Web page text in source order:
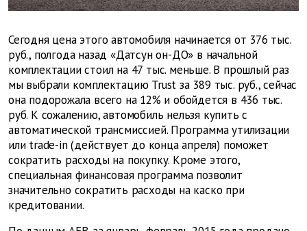
Сегодня цена этого автомобиля начинается от 376 тыс.
руб., полгода назад «Датсун он-ДО» в начальной
комплектации стоил на 47 тыс. меньше. В прошлый раз
мы выбрали комплектацию Trust за 389 тыс. руб., сейчас
она подорожала всего на 12% и обойдется в 436 тыс.
руб. К сожалению, автомобиль нельзя купить с
автоматической трансмиссией. Программа утилизации
или trade-in (действует до конца апреля) поможет
сократить расходы на покупку. Кроме этого,
специальная финансовая программа позволит
значительно сократить расходы на каско при
кредитовании.